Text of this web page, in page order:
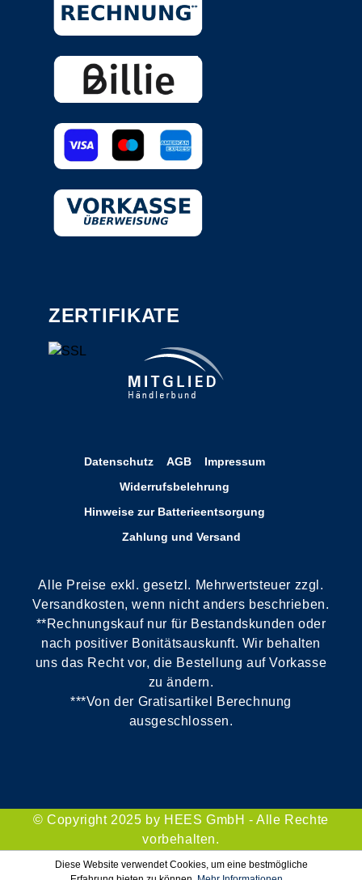
ZERTIFIKATE
Datenschutz AGB
Impressum
Widerrufsbelehrung
Hinweise zur Batterieentsorgung
Zahlung und Versand
Alle Preise exkl. gesetzl. Mehrwertsteuer zzgl.
Versandkosten, wenn nicht anders beschrieben.
**Rechnungskauf nur für Bestandskunden oder
nach positiver Bonitätsauskunft. Wir behalten
uns das Recht vor, die Bestellung auf Vorkasse
zu ändern.
***Von der Gratisartikel Berechnung
ausgeschlossen.
© Copyright 2025 by HEES GmbH - Alle Rechte
vorbehalten.
Diese Website verwendet Cookies, um eine bestmögliche